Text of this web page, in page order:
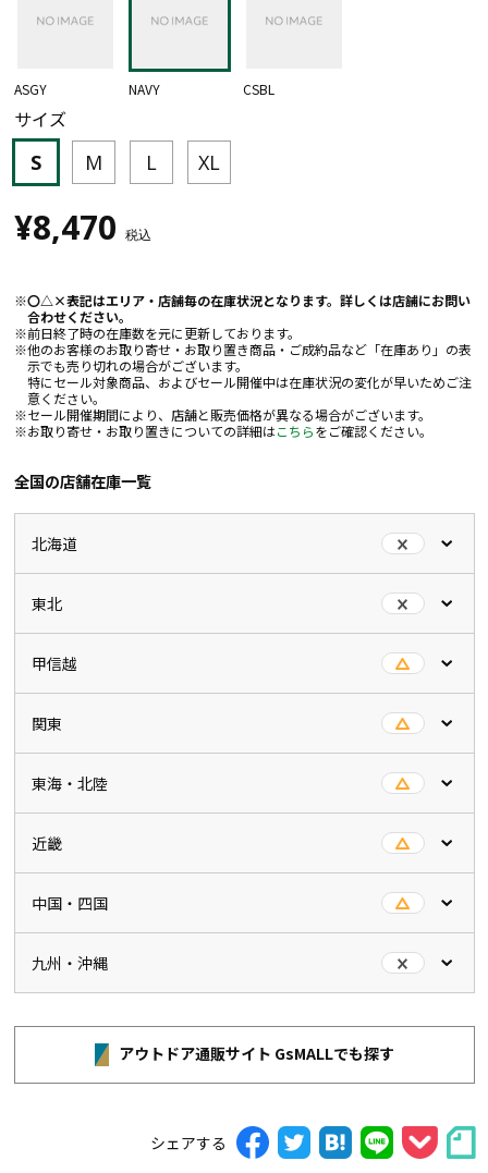
ASGY NAVY CSBL
サイズ
S
M L XL
¥8,470 税込
〇△×表記はエリア・店舗毎の在庫状況となります。詳しくは店舗にお問い
合わせください。
前日終了時の在庫数を元に更新しております。
他のお客様のお取り寄せ・お取り置き商品・ご成約品など「在庫あり」の表
示でも売り切れの場合がございます。
特にセール対象商品、およびセール開催中は在庫状況の変化が早いためご注
意ください。
セール開催期間により、店舗と販売価格が異なる場合がございます。
お取り寄せ・お取り置きについての詳細はこちらをご確認ください。
全国の店舗在庫一覧
北海道
東北
甲信越
関東
東海・北陸
近畿
中国・四国
九州・沖縄
アウトドア通販サイト GsMALLでも探す
シェアする